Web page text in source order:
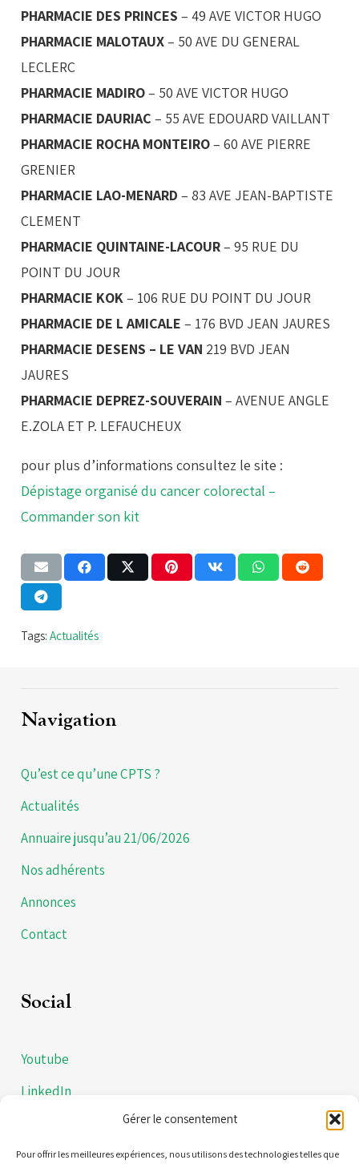
Gérer le consentement
Pour offrir les meilleures expériences, nous utilisons des technologies telles que
PHARMACIE DES PRINCES – 49 AVE VICTOR HUGO
PHARMACIE MALOTAUX– 50 AVE DU GENERAL
LECLERC
PHARMACIE MADIRO– 50 AVE VICTOR HUGO
PHARMACIE DAURIAC – 55 AVE EDOUARD VAILLANT
PHARMACIE ROCHA MONTEIRO– 60 AVE PIERRE
GRENIER
PHARMACIE LAO-MENARD – 83 AVE JEAN-BAPTISTE
CLEMENT
PHARMACIE QUINTAINE-LACOUR– 95 RUE DU
POINT DU JOUR
PHARMACIE KOK– 106 RUE DU POINT DU JOUR
PHARMACIE DE L AMICALE – 176 BVD JEAN JAURES
PHARMACIE DESENS – LE VAN 219 BVD JEAN
JAURES
PHARMACIE DEPREZ-SOUVERAIN – AVENUE ANGLE
E.ZOLA ET P. LEFAUCHEUX
pour plus d’informations consultez le site :
Dépistage organisé du cancer colorectal –
Commander son kit
Tags: Actualités
Navigation
Qu’est ce qu’une CPTS ?
Actualités
Annuaire jusqu’au 21/06/2026
Nos adhérents
Annonces
Contact
Social
Youtube
LinkedIn
Politiques de confidentialités